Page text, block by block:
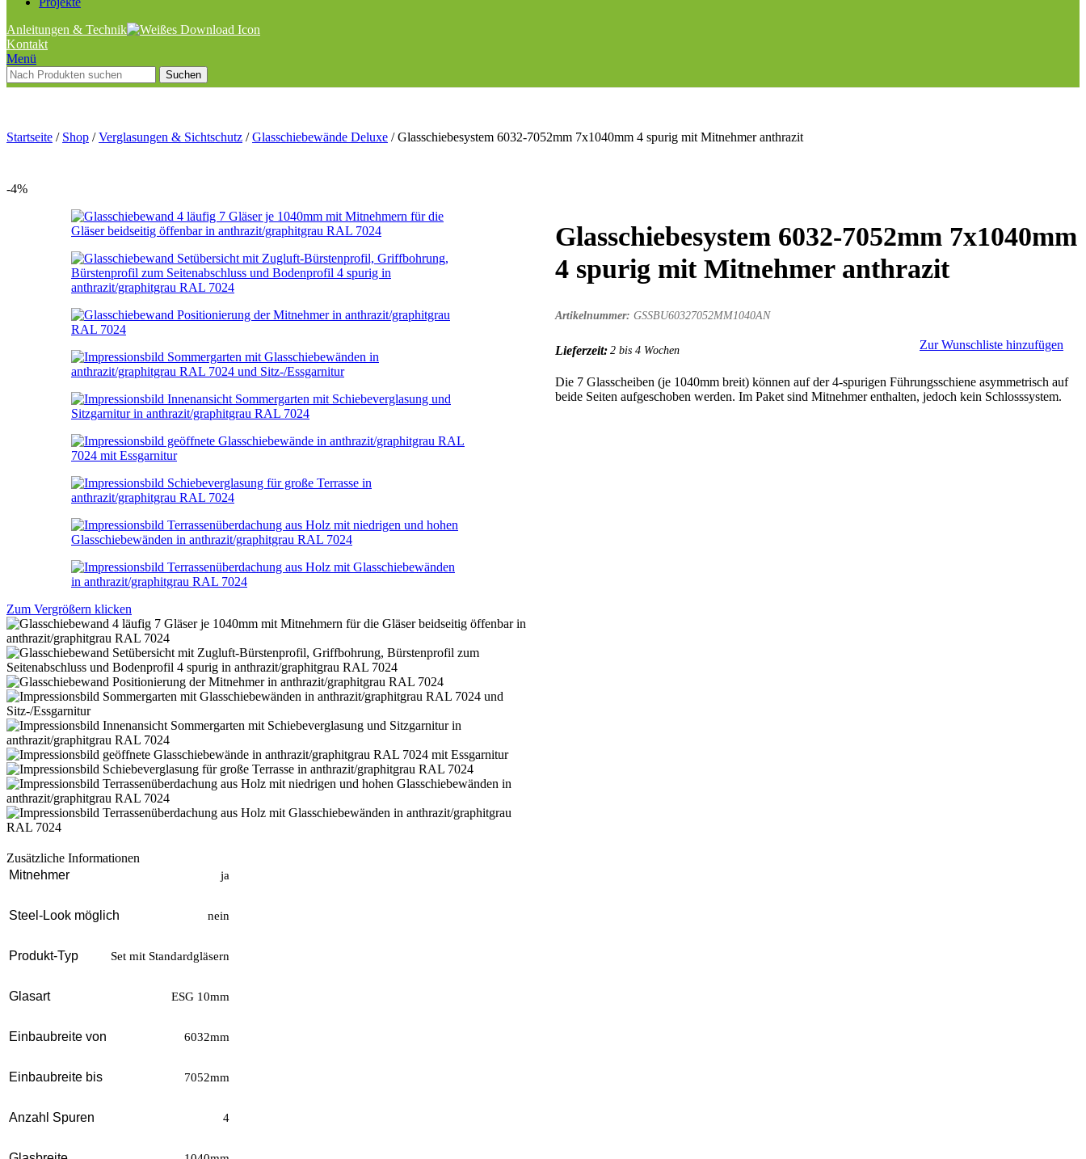
Anleitungen & Technik
Kontakt
Menü
Suchen
Startseite / Shop /Verglasungen & Sichtschutz /Glasschiebewände Deluxe /Glasschiebesystem 6032-7052mm 7x1040mm 4 spurig mit Mitnehmer anthrazit
-4%
Zum Vergrößern klicken
Zusätzliche Informationen
Mitnehmer
ja
Steel-Look möglich nein
Produkt-Typ Set mit Standardgläsern
Glasart ESG 10mm
Einbaubreite von 6032mm
Einbaubreite bis 7052mm
Anzahl Spuren 4
Glasschiebesystem 6032-7052mm 7x1040mm
4 spurig mit Mitnehmer anthrazit
Artikelnummer: GSSBU60327052MM1040AN
Lieferzeit: 2 bis 4 Wochen Zur Wunschliste hinzufügen
Die 7 Glasscheiben (je 1040mm breit) können auf der 4-spurigen Führungsschiene asymmetrisch auf
beide Seiten aufgeschoben werden. Im Paket sind Mitnehmer enthalten, jedoch kein Schlosssystem.